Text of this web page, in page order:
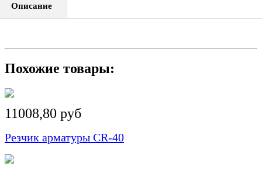
Описание
Похожие товары:
11008,80 руб
Резчик арматуры CR-40